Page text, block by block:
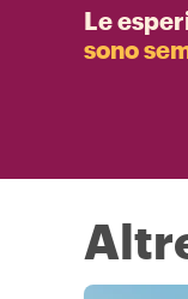
Le
sono